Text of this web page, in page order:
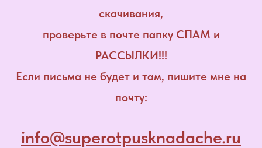
скачивания,
проверьте в почте папку СПАМ и
РАССЫЛКИ!!!
Если письма не будет и там, пишите мне на
почту:
info@superotpusknadache.ru